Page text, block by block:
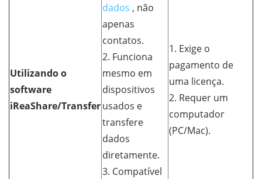
Utilizando o
software
iReaShare/Transfer
dados , não
apenas
contatos.
2. Funciona
mesmo em
dispositivos
usados ​​e
transfere
dados
diretamente.
3. Compatível
1. Exige o
pagamento de
uma licença.
2. Requer um
computador
(PC/Mac).